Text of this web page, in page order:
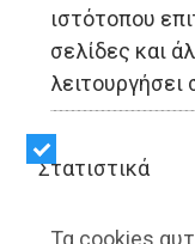
ιστότοπου
σελίδες και
Στατιστικά
Τα cookies